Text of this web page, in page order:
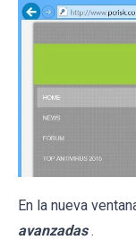
En la nueva
avanzadas .